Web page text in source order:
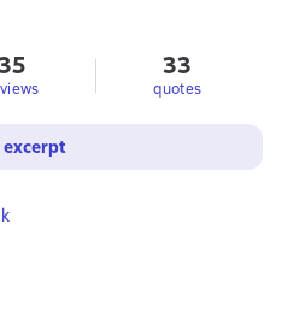
33
quotes
excerpt